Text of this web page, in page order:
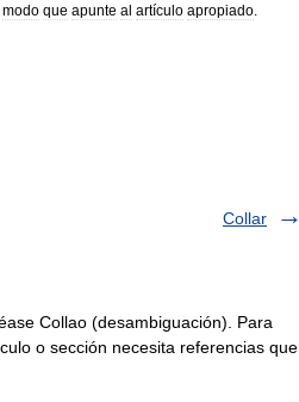
modo que apunte al artículo apropiado.
Collar
Collao (desambiguación). Para
o sección necesita referencias que